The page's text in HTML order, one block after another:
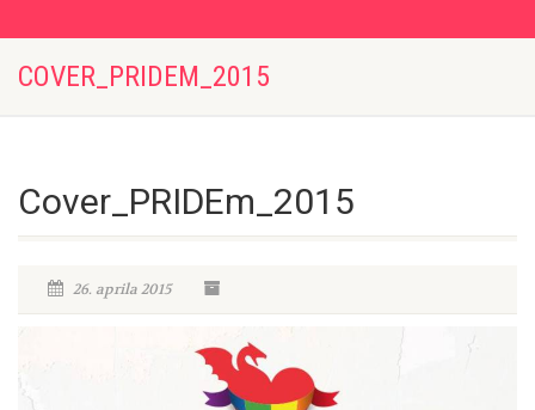
COVER_PRIDEM_2015
Cover_PRIDEm_2015
26. aprila 2015